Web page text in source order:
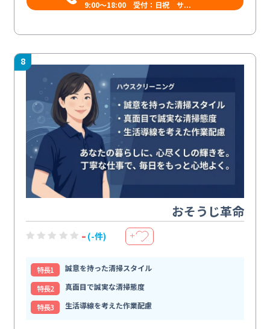
9:00〜18:00 受付：日祝 サ...
8
おそうじ革命
- (-件) ＋
特⻑1
誠意を持った清掃スタイル
特⻑2
真面目で誠実な清掃態度
特⻑3
生活導線を考えた作業配慮